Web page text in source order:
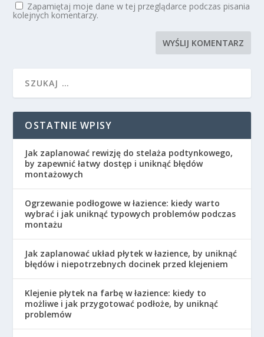
Zapamiętaj moje dane w tej przeglądarce podczas pisania
kolejnych komentarzy.
OSTATNIE WPISY
Jak zaplanować rewizję do stelaża podtynkowego,
by zapewnić łatwy dostęp i uniknąć błędów
montażowych
Ogrzewanie podłogowe w łazience: kiedy warto
wybrać i jak uniknąć typowych problemów podczas
montażu
Jak zaplanować układ płytek w łazience, by uniknąć
błędów i niepotrzebnych docinek przed klejeniem
Klejenie płytek na farbę w łazience: kiedy to
możliwe i jak przygotować podłoże, by uniknąć
problemów